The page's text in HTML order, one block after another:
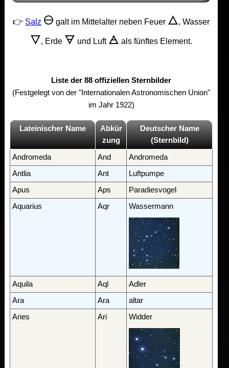
👉 Salz 🜔 galt im Mittelalter neben Feuer 🜂, Wasser
🜄, Erde 🜃 und Luft 🜁 als fünftes Element.
Liste der 88 offiziellen Sternbilder
(Festgelegt von der "Internationalen Astronomischen Union"
im Jahr 1922)
Lateinischer Name
Abkür
zung
Deutscher Name
(Sternbild)
Andromeda And
Andromeda
Antlia
Ant
Luftpumpe
Apus
Aps
Paradiesvogel
Aquarius
Aqr Wassermann
Aquila Aql
Adler
Ara
Ara
altar
Aries
Ari Widder